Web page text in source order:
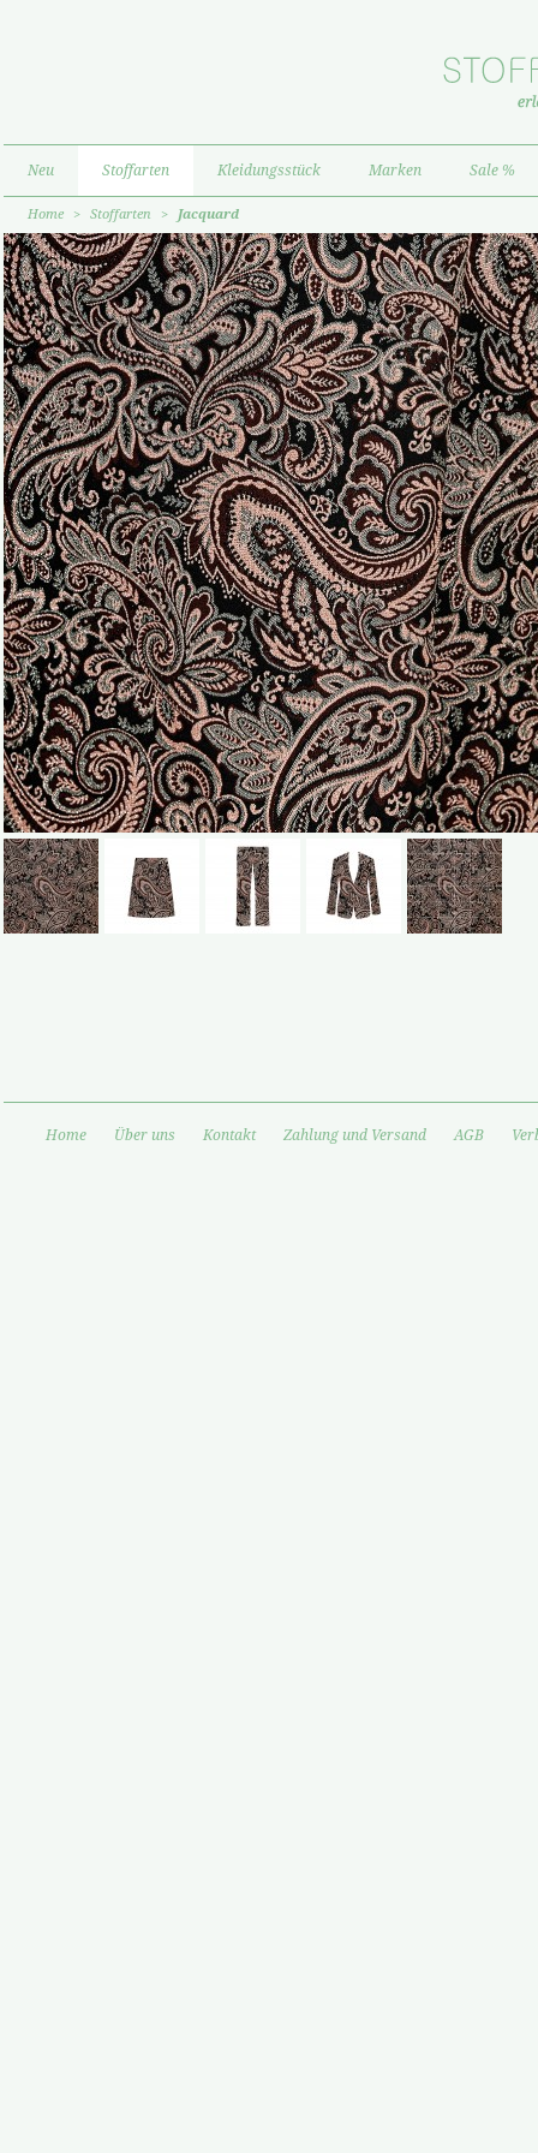
Neu Stoffarten Kleidungsstück Marken Sale %
Home > Stoffarten > Jacquard
Home Über uns Kontakt Zahlung und Versand AGB